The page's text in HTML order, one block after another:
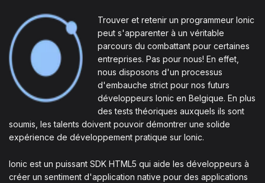
Trouver et retenir un programmeur Ionic
peut s'apparenter à un véritable
parcours du combattant pour certaines
entreprises. Pas pour nous! En effet,
nous disposons d'un processus
d'embauche strict pour nos futurs
développeurs Ionic en Belgique. En plus
des tests théoriques auxquels ils sont
soumis, les talents doivent pouvoir démontrer une solide
expérience de développement pratique sur Ionic.
Ionic est un puissant SDK HTML5 qui aide les développeurs à
créer un sentiment d'application native pour des applications